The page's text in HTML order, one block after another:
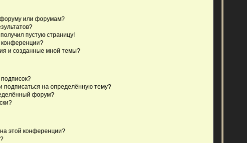
форуму или форумам?
пустую страницу!
конференции?
и созданные мной темы?
подписаться на определённую тему?
форум?
этой конференции?